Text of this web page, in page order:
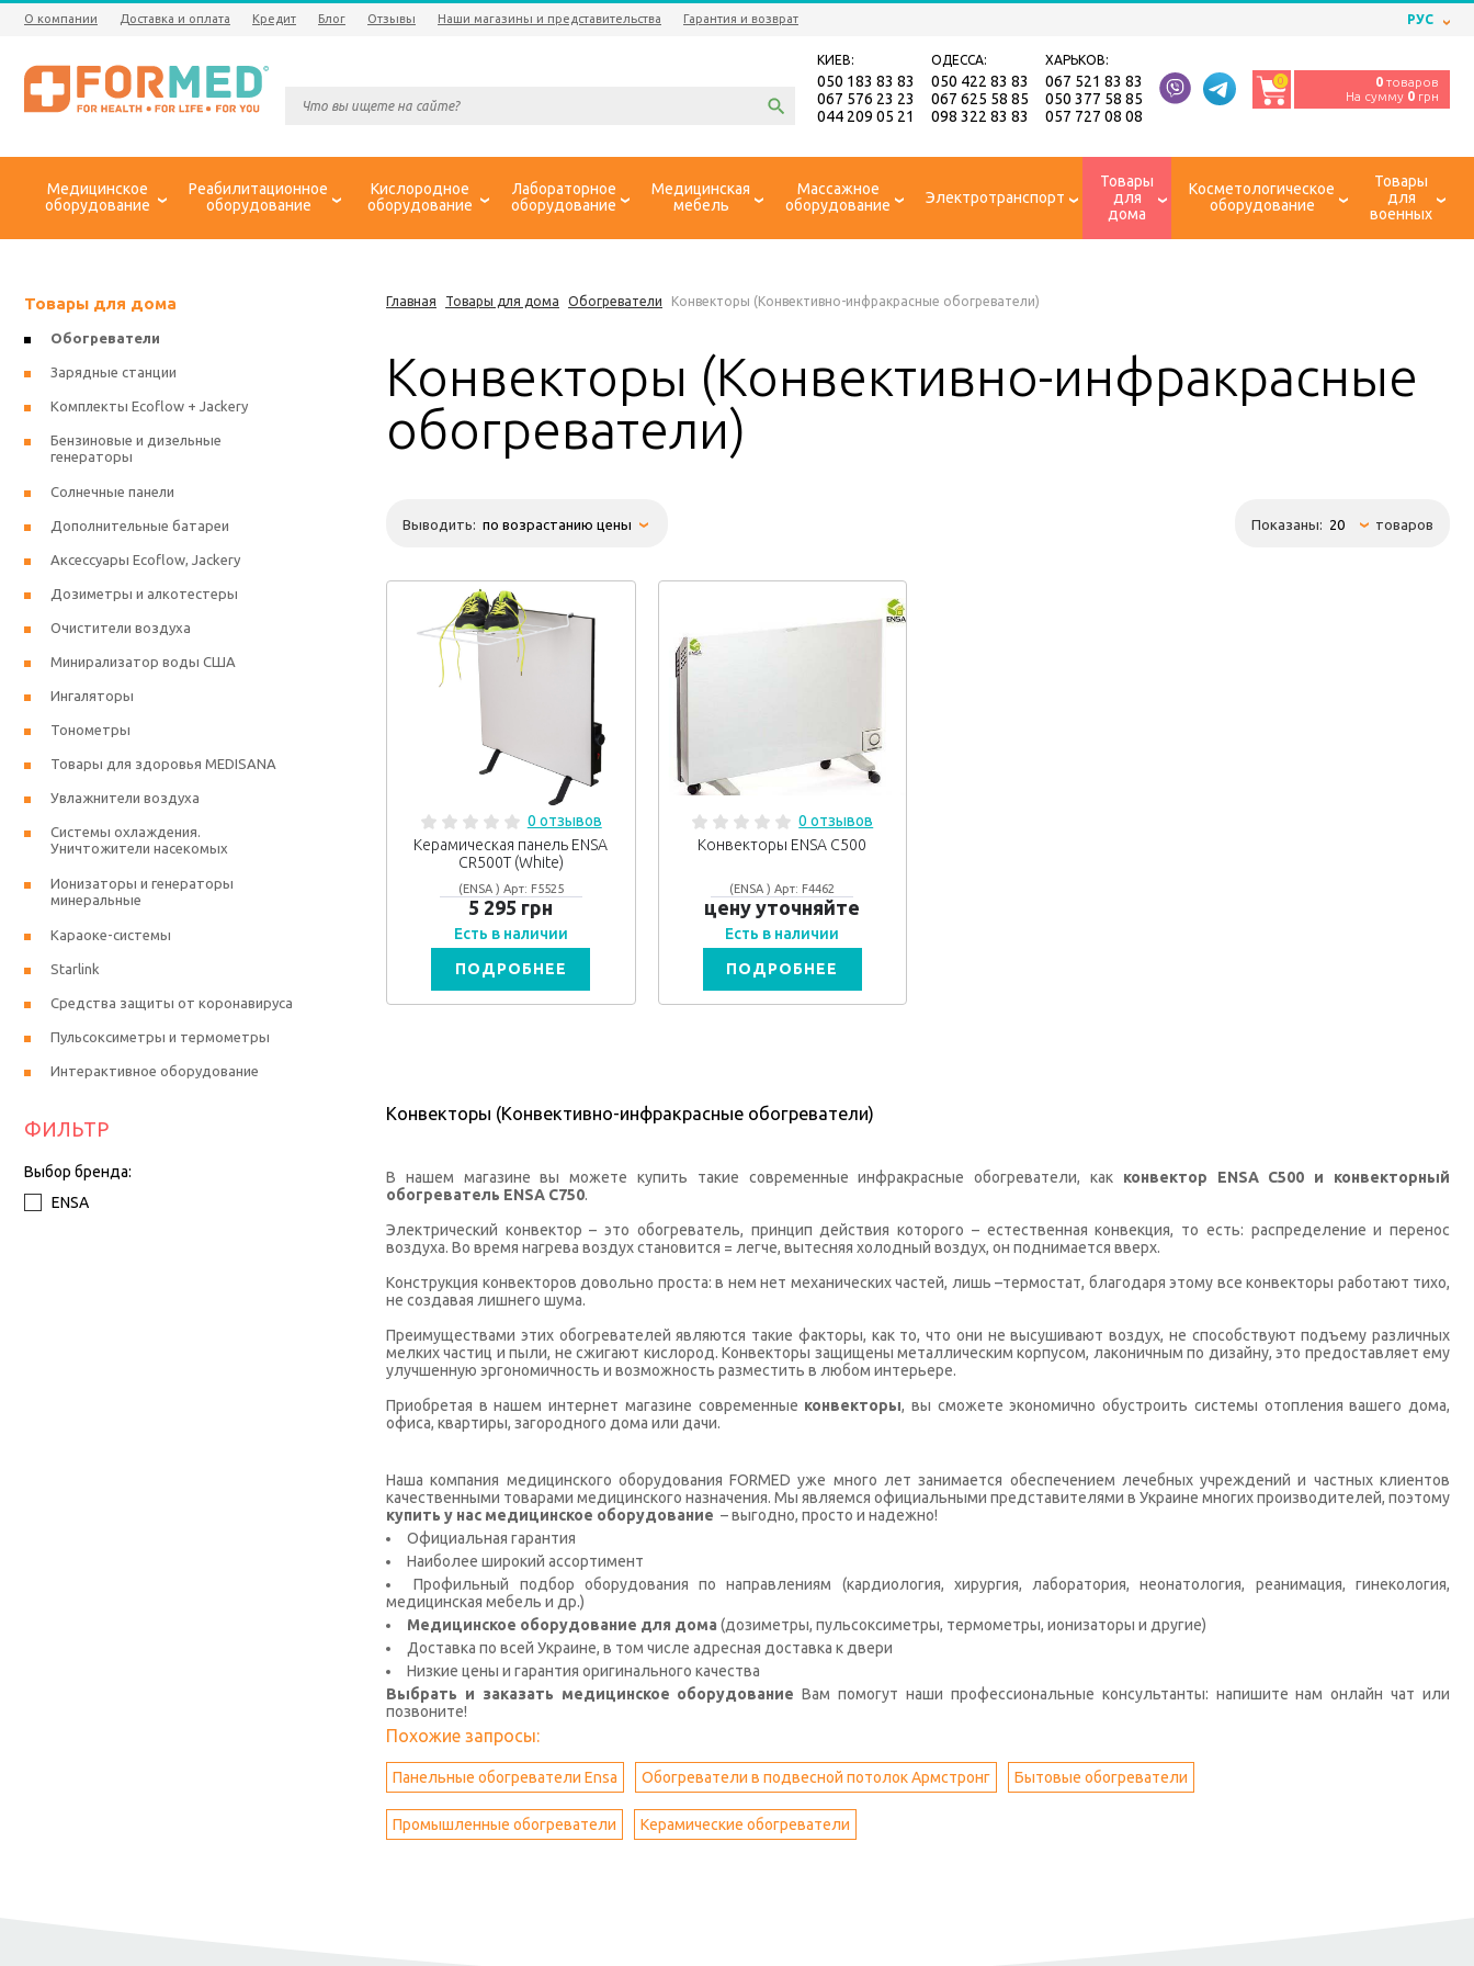
О компании Доставка и оплата Кредит Блог Отзывы Наши магазины и представительства Гарантия и возврат РУС
КИЕВ:
050 183 83 83
067 576 23 23
044 209 05 21
ОДЕССА:
050 422 83 83
067 625 58 85
098 322 83 83
ХАРЬКОВ:
067 521 83 83
050 377 58 85
057 727 08 08
0 0 товаров
На сумму 0 грн
Медицинское
оборудование
Реабилитационное
оборудование
Кислородное
оборудование
Лабораторное
оборудование
Медицинская
мебель
Массажное
оборудование
Электротранспорт
Товары
для
дома
Косметологическое
оборудование
Товары
для
военных
Главная Товары для дома Обогреватели Конвекторы (Конвективно-инфракрасные обогреватели)
Конвекторы (Конвективно-инфракрасные
обогреватели)
Выводить: Показаны: товаров
0 отзывов
Керамическая панель ENSA
CR500T (White)
(ENSA ) Арт: F5525
5 295 грн
Есть в наличии
ПОДРОБНЕЕ
0 отзывов
Конвекторы ENSA C500
(ENSA ) Арт: F4462
цену уточняйте
Есть в наличии
ПОДРОБНЕЕ
Конвекторы (Конвективно-инфракрасные обогреватели)
В нашем магазине вы можете купить такие современные инфракрасные обогреватели, как конвектор ENSA C500 и конвекторный
обогреватель ENSA C750.
Электрический конвектор – это обогреватель, принцип действия которого – естественная конвекция, то есть: распределение и перенос
воздуха. Во время нагрева воздух становится = легче, вытесняя холодный воздух, он поднимается вверх.
Конструкция конвекторов довольно проста: в нем нет механических частей, лишь –термостат, благодаря этому все конвекторы работают тихо,
не создавая лишнего шума.
Преимуществами этих обогревателей являются такие факторы, как то, что они не высушивают воздух, не способствуют подъему различных
мелких частиц и пыли, не сжигают кислород. Конвекторы защищены металлическим корпусом, лаконичным по дизайну, это предоставляет ему
улучшенную эргономичность и возможность разместить в любом интерьере.
Приобретая в нашем интернет магазине современные конвекторы, вы сможете экономично обустроить системы отопления вашего дома,
офиса, квартиры, загородного дома или дачи.
Наша компания медицинского оборудования FORMED уже много лет занимается обеспечением лечебных учреждений и частных клиентов
качественными товарами медицинского назначения. Мы являемся официальными представителями в Украине многих производителей, поэтому
купить у нас медицинское оборудование – выгодно, просто и надежно!
Официальная гарантия
Наиболее широкий ассортимент
Профильный подбор оборудования по направлениям (кардиология, хирургия, лаборатория, неонатология, реанимация, гинекология,
медицинская мебель и др.)
Медицинское оборудование для дома (дозиметры, пульсоксиметры, термометры, ионизаторы и другие)
Доставка по всей Украине, в том числе адресная доставка к двери
Низкие цены и гарантия оригинального качества
Выбрать и заказать медицинское оборудованиеВам помогут наши профессиональные консультанты: напишите нам онлайн чат или
позвоните!
Похожие запросы:
Панельные обогреватели Ensa Обогреватели в подвесной потолок Армстронг Бытовые обогреватели
Промышленные обогреватели Керамические обогреватели
Товары для дома
Обогреватели
Зарядные станции
Комплекты Ecoflow + Jackery
Бензиновые и дизельные
генераторы
Солнечные панели
Дополнительные батареи
Аксессуары Ecoflow, Jackery
Дозиметры и алкотестеры
Очистители воздуха
Минирализатор воды США
Ингаляторы
Тонометры
Товары для здоровья MEDISANA
Увлажнители воздуха
Системы охлаждения.
Уничтожители насекомых
Ионизаторы и генераторы
минеральные
Караоке-системы
Starlink
Средства защиты от коронавируса
Пульсоксиметры и термометры
Интерактивное оборудование
ФИЛЬТР
Выбор бренда:
ENSA